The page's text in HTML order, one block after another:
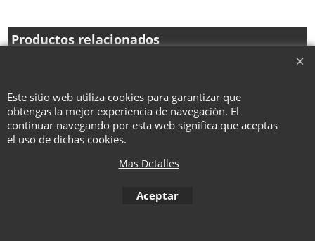
Productos relacionados
To create online store ShopFactory eCommerce software was used.
Este sitio web utiliza cookies para garantizar que
obtengas la mejor experiencia de navegación. El
continuar navegando por esta web significa que aceptas
el uso de dichas cookies.
Mas Detalles
Aceptar